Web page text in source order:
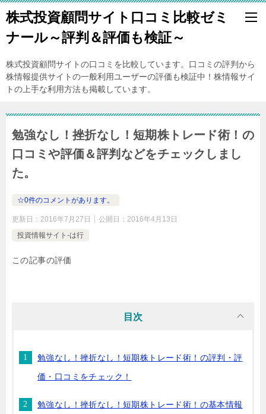
株式投資顧問サイト口コミ比較ゼミ
ナール～評判＆評価も検証～
株式投資顧問サイトの口コミを比較しています。口コミの評判から
株情報提供サイトの一般利用ユーザーの評価も検証中！株情報サイ
トの上手な利用方法も掲載しています。
勉強なし！挫折なし！短期株トレード術！の
口コミや評価＆評判などをチェックしまし
た。
☆0件のコメントがあります。
更新日： 2016年7月27日 公開日： 2016年4月13日
投資情報サイト-は行
この記事の評価
目次
勉強なし！挫折なし！短期株トレード術！の評判・評
価・口コミをチェック！
勉強なし！挫折なし！短期株トレード術！の基本情報